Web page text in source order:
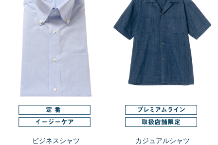
ビジネスシャツ
カジュアルシャツ